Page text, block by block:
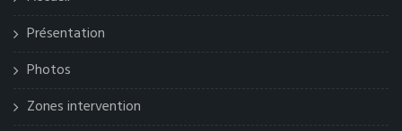
Présentation
Photos
Zones intervention